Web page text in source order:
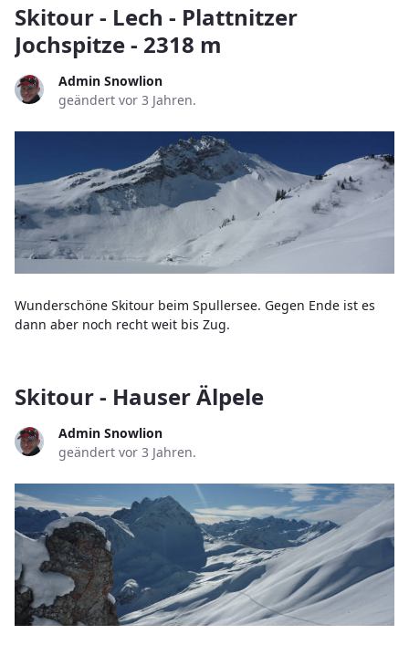
Skitour - Lech - Plattnitzer
Jochspitze - 2318 m
Admin Snowlion
geändert vor 3 Jahren.
Wunderschöne Skitour beim Spullersee. Gegen Ende ist es
dann aber noch recht weit bis Zug.
Skitour - Hauser Älpele
Admin Snowlion
geändert vor 3 Jahren.